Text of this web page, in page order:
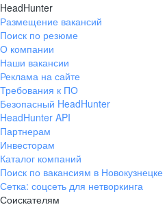
HeadHunter
Размещение вакансий
Поиск по резюме
О компании
Наши вакансии
Реклама на сайте
Требования к ПО
Безопасный HeadHunter
HeadHunter API
Партнерам
Инвесторам
Каталог компаний
Поиск по вакансиям в Новокузнецке
Сетка: соцсеть для нетворкинга
Соискателям